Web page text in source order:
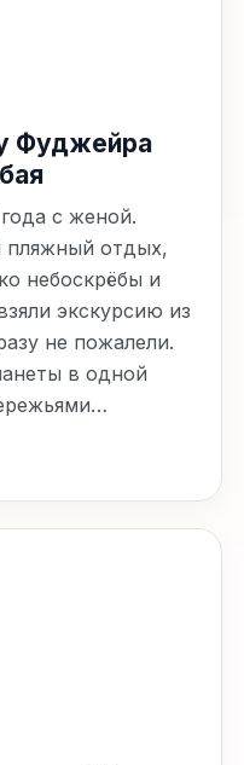
Фуджейра
с женой.
пляжный отдых,
небоскрёбы и
экскурсию из
не пожалели.
в одной